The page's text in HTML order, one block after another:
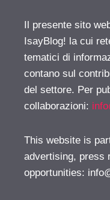
Il presente sito
IsayBlog! la cui
tematici di
contano sul
del settore. Per
collaborazioni:
This website is
advertising, press
opportunities: